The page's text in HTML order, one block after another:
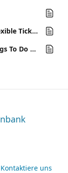
Erlebnisse, Gutscheine, Produkte und flexible Tickets
Wie du deine Erlebnisse mit Google Things To Do weiterverkaufen kannst
Kontaktiere uns